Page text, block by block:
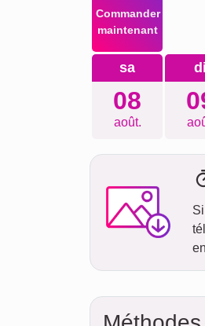
Commander
maintenant
sa
08
août.
di